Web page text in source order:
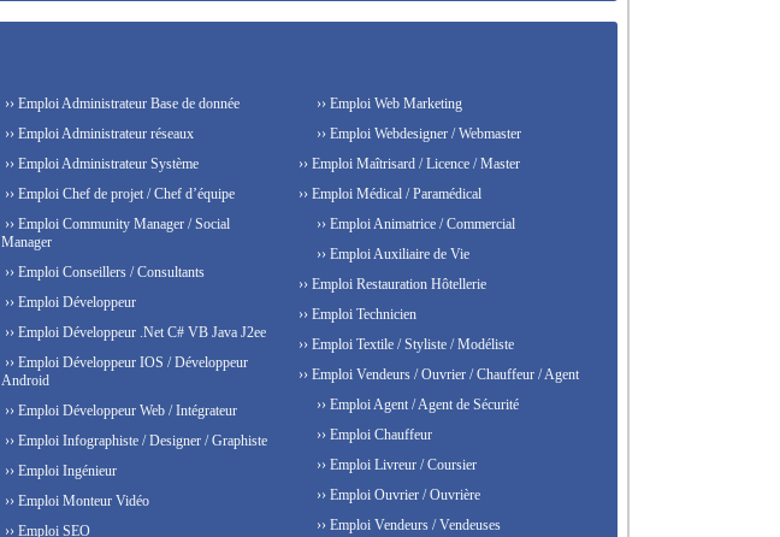
›› Emploi Administrateur Base de donnée
›› Emploi Administrateur réseaux
›› Emploi Administrateur Système
›› Emploi Chef de projet / Chef d’équipe
›› Emploi Community Manager / Social
Manager
›› Emploi Conseillers / Consultants
›› Emploi Développeur
›› Emploi Développeur .Net C# VB Java J2ee
›› Emploi Développeur IOS / Développeur
Android
›› Emploi Développeur Web / Intégrateur
›› Emploi Infographiste / Designer / Graphiste
›› Emploi Ingénieur
›› Emploi Monteur Vidéo
›› Emploi SEO
›› Emploi Web Marketing
›› Emploi Webdesigner / Webmaster
›› Emploi Maîtrisard / Licence / Master
›› Emploi Médical / Paramédical
›› Emploi Animatrice / Commercial
›› Emploi Auxiliaire de Vie
›› Emploi Restauration Hôtellerie
›› Emploi Technicien
›› Emploi Textile / Styliste / Modéliste
›› Emploi Vendeurs / Ouvrier / Chauffeur / Agent
›› Emploi Agent / Agent de Sécurité
›› Emploi Chauffeur
›› Emploi Livreur / Coursier
›› Emploi Ouvrier / Ouvrière
›› Emploi Vendeurs / Vendeuses